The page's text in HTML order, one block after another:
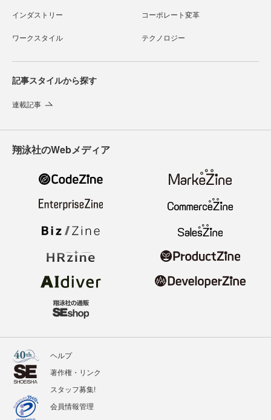
インダストリー コーポレート変革
ワークスタイル テクノロジー
記事スタイルから探す
連載記事
翔泳社のWebメディア
ヘルプ
著作権・リンク
スタッフ募集!
会員情報管理